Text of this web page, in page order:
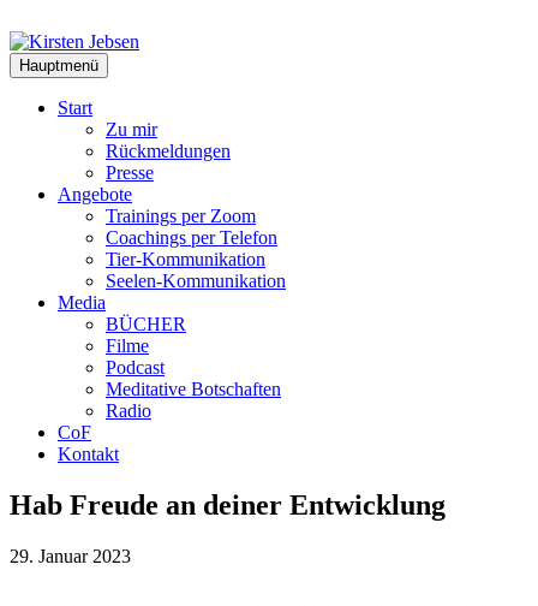
Inhalt
springen
Hauptmenü
Start
Zu mir
Rückmeldungen
Presse
Angebote
Trainings per Zoom
Coachings per Telefon
Tier-Kommunikation
Seelen-Kommunikation
Media
BÜCHER
Filme
Podcast
Meditative Botschaften
Radio
CoF
Kontakt
Hab Freude an deiner Entwicklung
29. Januar 2023